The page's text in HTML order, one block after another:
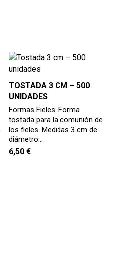
TOSTADA 3 CM – 500
UNIDADES
Formas Fieles: Forma
tostada para la comunión de
los fieles. Medidas 3 cm de
diámetro…
6,50€